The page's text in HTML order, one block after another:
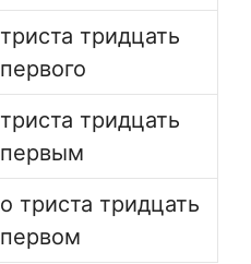
триста тридцать
первого
триста тридцать
первым
о триста тридцать
первом